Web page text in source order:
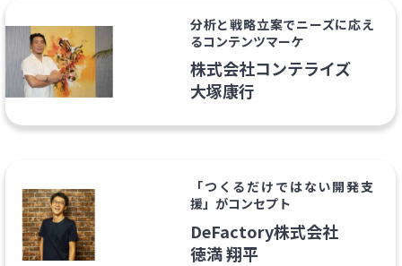
分析と戦略立案でニーズに応え
るコンテンツマーケ
株式会社コンテライズ
大塚康行
「つくるだけではない開発支
援」がコンセプト
DeFactory株式会社
徳満 翔平